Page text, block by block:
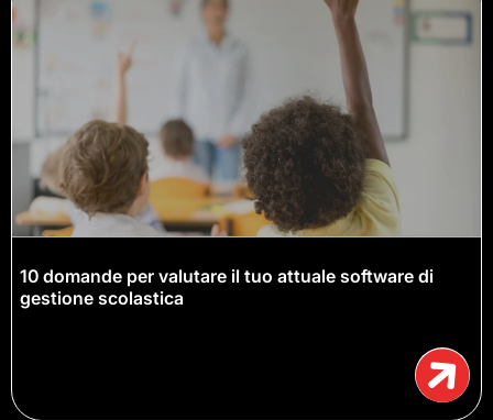
10 domande per valutare il tuo attuale software di
gestione scolastica